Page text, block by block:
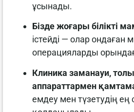
ұсынады.
Бізде жоғары білікті
істейді — олар ондаған
операцияларды
Клиника заманауи,
аппараттармен
емдеу мен түзетудің ең